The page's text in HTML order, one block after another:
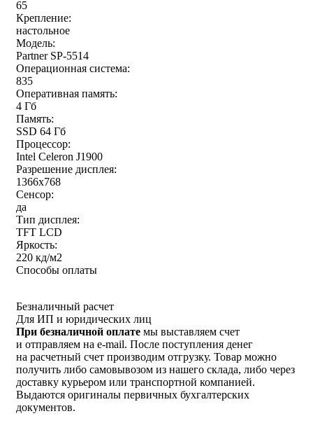
65
Крепление:
настольное
Модель:
Partner SP-5514
Операционная система:
835
Оперативная память:
4 Гб
Память:
SSD 64 Гб
Процессор:
Intel Celeron J1900
Разрешение дисплея:
1366x768
Сенсор:
да
Тип дисплея:
TFT LCD
Яркость:
220 кд/м2
Способы оплаты
Безналичный расчет
Для ИП и юридических лиц
При безналичной оплате мы выставляем счет
и отправляем на e-mail. После поступления денег
на расчетный счет производим отгрузку. Товар можно
получить либо самовывозом из нашего склада, либо через
доставку курьером или транспортной компанией.
Выдаются оригиналы первичных бухгалтерских
документов.